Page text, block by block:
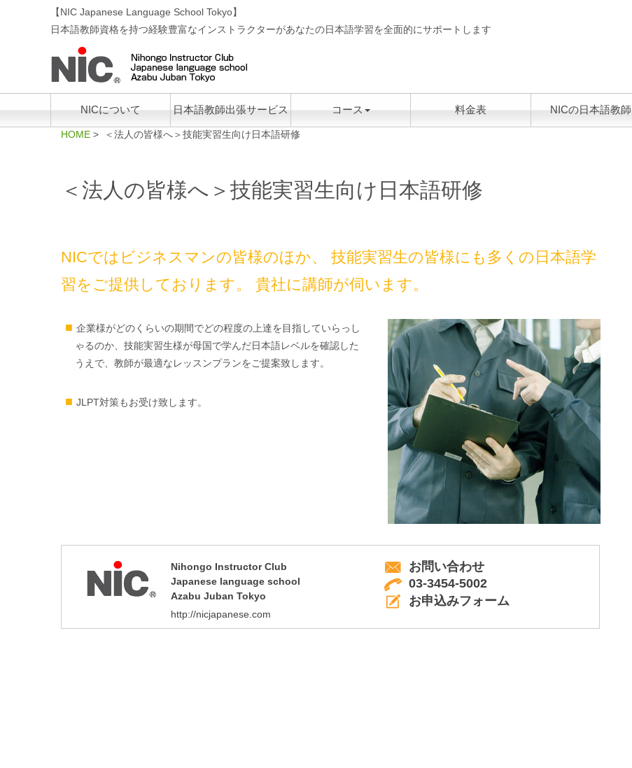
【NIC Japanese Language School Tokyo】
日本語教師資格を持つ経験豊富なインストラクターがあなたの日本語学習を全面的にサポートします
NICについて 日本語教師出張サービス コース 料金表 NICの日本語教師
HOME > ＜法人の皆様へ＞技能実習生向け日本語研修
＜法人の皆様へ＞技能実習生向け日本語研修
NICではビジネスマンの皆様のほか、 技能実習生の皆様にも多くの日本語学
習をご提供しております。 貴社に講師が伺います。
企業様がどのくらいの期間でどの程度の上達を目指していらっし
ゃるのか、技能実習生様が母国で学んだ日本語レベルを確認した
うえで、教師が最適なレッスンプランをご提案致します。
JLPT対策もお受け致します。
Nihongo Instructor Club
Japanese language school
Azabu Juban Tokyo
http://nicjapanese.com
お問い合わせ
03-3454-5002
お申込みフォーム